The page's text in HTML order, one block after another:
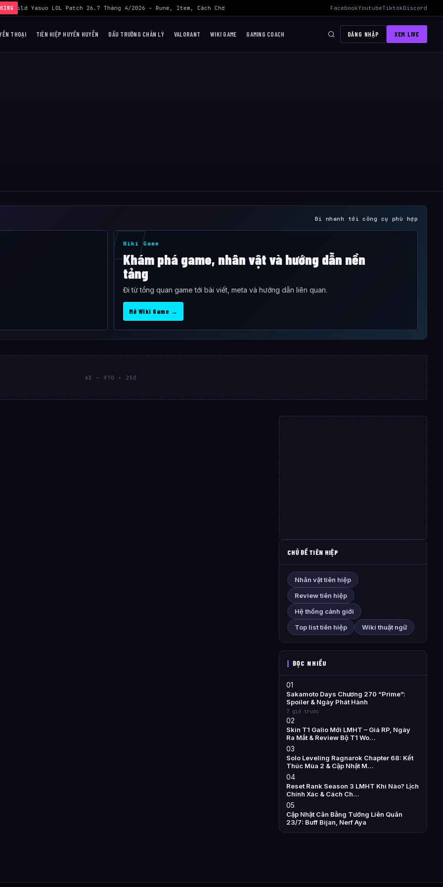
› Build Yasuo LOL Patch 26.7 Tháng 4/2026 – Rune, Item, Cách Chơi Mid Hiệu Quả Nhất AWC 2026 Liên Quân Mobile – Lịch Thi
FacebookYoutubeTiktokDiscord
THOẠI TIÊN HIỆP HUYỀN HUYỄN ĐẤU TRƯỜNG CHÂN LÝ VALORANT WIKI GAME GAMING COACH ĐĂNG NHẬP XEM LIVE
Đi nhanh tới công cụ phù hợp
Wiki Game
Khám phá game, nhân vật và hướng dẫn nền
tảng
Đi từ tổng quan game tới bài viết, meta và hướng dẫn liên quan.
Mở Wiki Game →
AD — 970 × 250
CHỦ ĐỀ TIÊN HIỆP
Nhân vật tiên hiệp
Review tiên hiệp
Hệ thống cảnh giới
Top list tiên hiệp
Wiki thuật ngữ
ĐỌC NHIỀU
01
Sakamoto Days Chương 270 “Prime”:
Spoiler & Ngày Phát Hành
7 giờ trước
02
Skin T1 Galio Mới LMHT – Giá RP, Ngày
Ra Mắt & Review Bộ T1 Wo…
03
Solo Leveling Ragnarok Chapter 68: Kết
Thúc Mùa 2 & Cập Nhật M…
04
Reset Rank Season 3 LMHT Khi Nào? Lịch
Chính Xác & Cách Ch…
05
Cập Nhật Cân Bằng Tướng Liên Quân
23/7: Buff Bijan, Nerf Aya